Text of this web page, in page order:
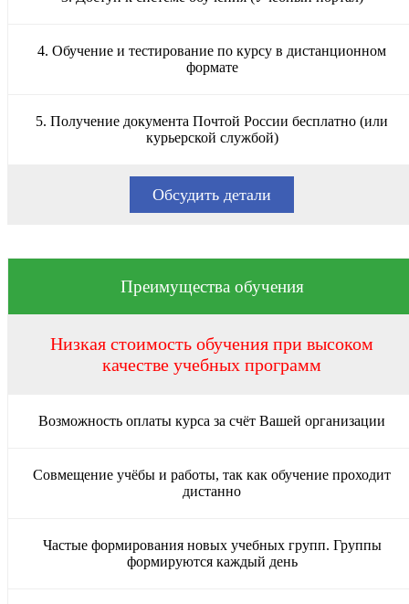
4. Обучение и тестирование по курсу в дистанционном
формате
5. Получение документа Почтой России бесплатно (или
курьерской службой)
Обсудить детали
Преимущества обучения
Низкая стоимость обучения при высоком
качестве учебных программ
Возможность оплаты курса за счёт Вашей организации
Совмещение учёбы и работы, так как обучение проходит
дистанно
Частые формирования новых учебных групп. Группы
формируются каждый день